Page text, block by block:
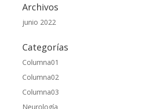
Archivos
junio 2022
Categorías
Columna01
Columna02
Columna03
Neurología